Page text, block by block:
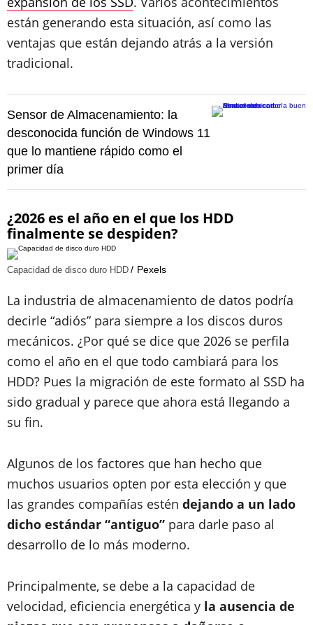
están generando esta situación, así como las
ventajas que están dejando atrás a la versión
tradicional.
Sensor de Almacenamiento: la
desconocida función de Windows 11
que lo mantiene rápido como el
primer día
¿2026 es el año en el que los HDD
finalmente se despiden?
Capacidad de disco duro HDD Pexels
La industria de almacenamiento de datos podría
decirle “adiós” para siempre a los discos duros
mecánicos. ¿Por qué se dice que 2026 se perfila
como el año en el que todo cambiará para los
HDD? Pues la migración de este formato al SSD ha
sido gradual y parece que ahora está llegando a
su fin.
Algunos de los factores que han hecho que
muchos usuarios opten por esta elección y que
las grandes compañías estén dejando a un lado
dicho estándar “antiguo” para darle paso al
desarrollo de lo más moderno.
Principalmente, se debe a la capacidad de
velocidad, eficiencia energética y la ausencia de